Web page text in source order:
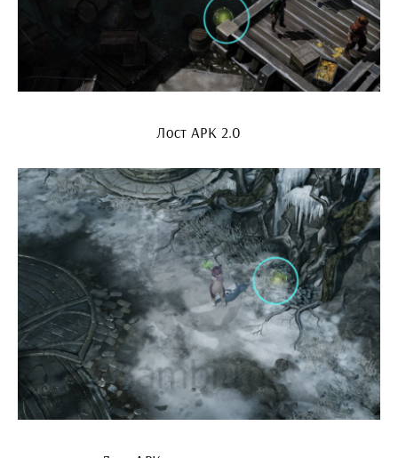
Лост АРК 2.0